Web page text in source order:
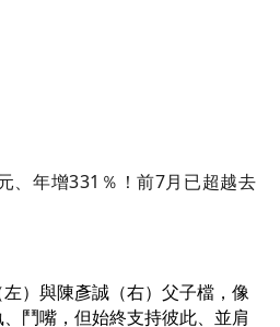
、年增331％！前7月已超越去